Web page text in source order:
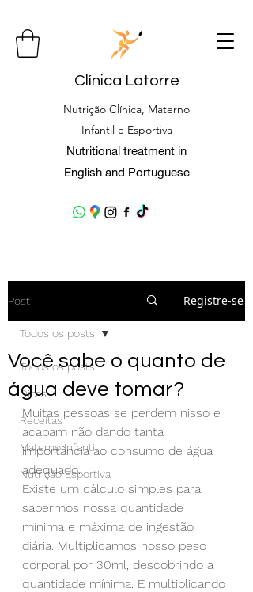
Clínica Latorre
Nutrição Clínica, Materno
Infantil e Esportiva
Nutritional treatment in
English and Portuguese
Post Registre-se
Todos os posts
Dicas
Receitas
Materno Infantil
Nutrição Esportiva
Todos os posts
Você sabe o quanto de
água deve tomar?
Muitas pessoas se perdem nisso e
acabam não dando tanta
importância ao consumo de água
adequado.
Existe um cálculo simples para
sabermos nossa quantidade
mínima e máxima de ingestão
diária. Multiplicamos nosso peso
corporal por 30ml, descobrindo a
quantidade mínima. E multiplicando